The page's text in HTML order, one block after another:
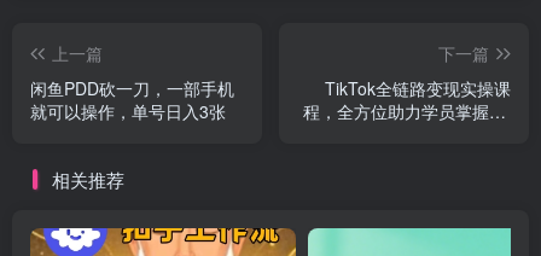
上一篇
闲鱼PDD砍一刀，一部手机
就可以操作，单号日入3张
下一篇
TikTok全链路变现实操课
程，全方位助力学员掌握TK
相关推荐